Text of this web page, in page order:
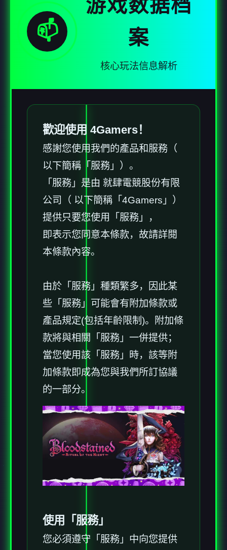
📫
游戏数据档
案
核心玩法信息解析
歡迎使用 4Gamers！
感謝您使用我們的產品和服務（
以下簡稱「服務」）。
「服務」是由 就肆電競股份有限
公司（ 以下簡稱「4Gamers」）
提供只要您使用「服務」，
即表示您同意本條款，故請詳閱
本條款內容。
由於「服務」種類繁多，因此某
些「服務」可能會有附加條款或
產品規定(包括年齡限制)。附加條
款將與相關「服務」一併提供；
當您使用該「服務」時，該等附
加條款即成為您與我們所訂協議
的一部分。
使用「服務」
您必須遵守「服務」中向您提供